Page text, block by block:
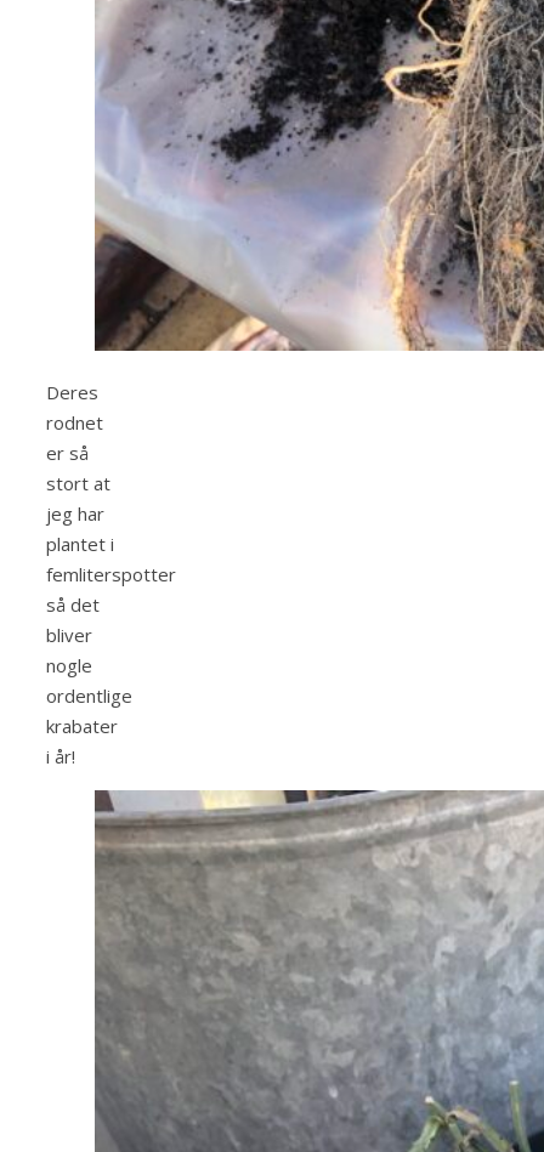
Deres
rodnet
er så
stort at
jeg har
plantet i
femliterspotter
så det
bliver
nogle
ordentlige
krabater
i år!